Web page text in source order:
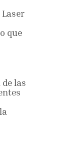
que
las